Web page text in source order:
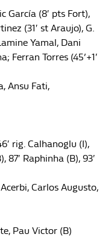
García (8′ pts Fort),
(31′ st Araujo), G.
Yamal, Dani
Ferran Torres (45’+1′
Ansu Fati,
rig. Calhanoglu (I),
87′ Raphinha (B), 93′
Carlos Augusto,
Pau Victor (B)